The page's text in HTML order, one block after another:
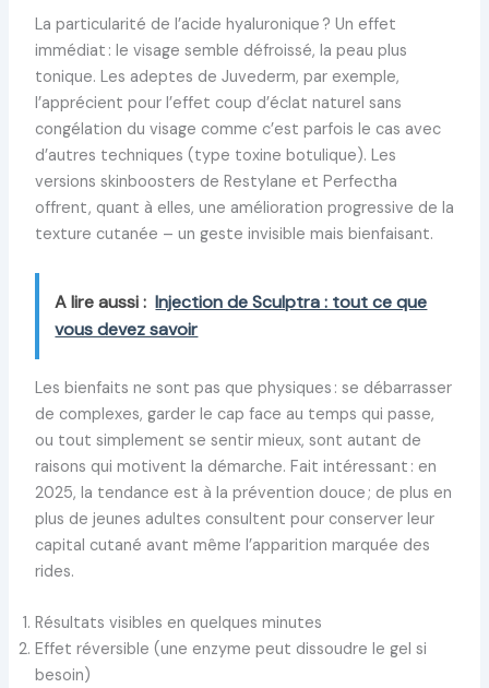
La particularité de l’acide hyaluronique ? Un effet
immédiat : le visage semble défroissé, la peau plus
tonique. Les adeptes de Juvederm, par exemple,
l’apprécient pour l’effet coup d’éclat naturel sans
congélation du visage comme c’est parfois le cas avec
d’autres techniques (type toxine botulique). Les
versions skinboosters de Restylane et Perfectha
offrent, quant à elles, une amélioration progressive de la
texture cutanée – un geste invisible mais bienfaisant.
A lire aussi : Injection de Sculptra : tout ce que
vous devez savoir
Les bienfaits ne sont pas que physiques : se débarrasser
de complexes, garder le cap face au temps qui passe,
ou tout simplement se sentir mieux, sont autant de
raisons qui motivent la démarche. Fait intéressant : en
2025, la tendance est à la prévention douce ; de plus en
plus de jeunes adultes consultent pour conserver leur
capital cutané avant même l’apparition marquée des
rides.
Résultats visibles en quelques minutes
Effet réversible (une enzyme peut dissoudre le gel si
besoin)